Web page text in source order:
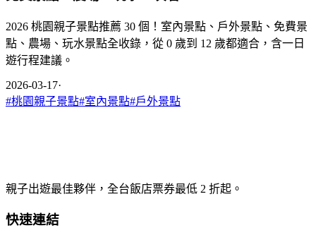
2026 桃園親子景點推薦 30 個！室內景點、戶外景點、免費景
點、農場、玩水景點全收錄，從 0 歲到 12 歲都適合，含一日
遊行程建議。
2026-03-17·
#桃園親子景點#室內景點#戶外景點
親子出遊最佳夥伴，全台飯店票券最低 2 折起。
快速連結